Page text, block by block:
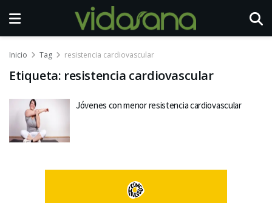
Inicio Tag resistencia cardiovascular
Etiqueta: resistencia cardiovascular
Jóvenes con menor resistencia cardiovascular